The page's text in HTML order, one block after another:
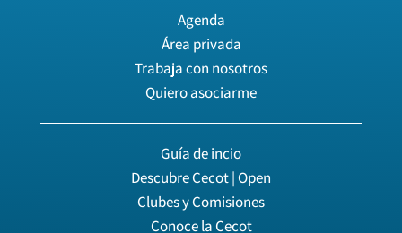
Agenda
Área privada
Trabaja con nosotros
Quiero asociarme
Guía de incio
Descubre Cecot | Open
Clubes y Comisiones
Conoce la Cecot